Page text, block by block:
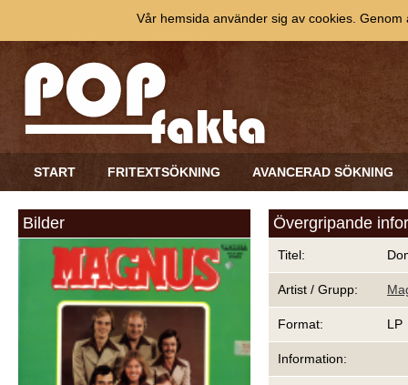
START FRITEXTSÖKNING AVANCERAD SÖKNING
Bilder Övergripande
Titel:
Artist / Grupp:
Format: LP
Information:
Vår hemsida använder sig av cookies.